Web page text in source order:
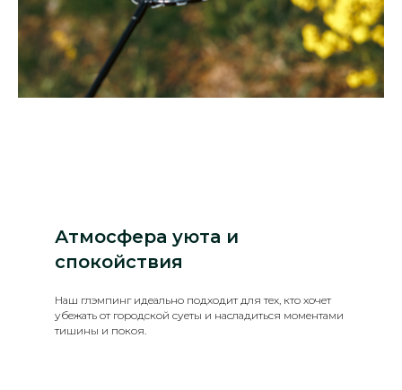
Атмосфера уюта и
спокойствия
Наш глэмпинг идеально подходит для тех, кто хочет
убежать от городской суеты и насладиться моментами
тишины и покоя.